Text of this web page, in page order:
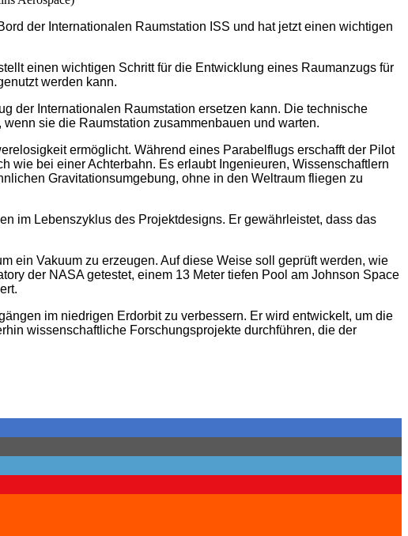
der Internationalen Raumstation ISS und hat jetzt einen wichtigen
einen wichtigen Schritt für die Entwicklung eines Raumanzugs für
werden kann.
der Internationalen Raumstation ersetzen kann. Die technische
sie die Raumstation zusammenbauen und warten.
ermöglicht. Während eines Parabelflugs erschafft der Pilot
bei einer Achterbahn. Es erlaubt Ingenieuren, Wissenschaftlern
Gravitationsumgebung, ohne in den Weltraum fliegen zu
im Lebenszyklus des Projektdesigns. Er gewährleistet, dass das
ein Vakuum zu erzeugen. Auf diese Weise soll geprüft werden, wie
der NASA getestet, einem 13 Meter tiefen Pool am Johnson Space
im niedrigen Erdorbit zu verbessern. Er wird entwickelt, um die
wissenschaftliche Forschungsprojekte durchführen, die der